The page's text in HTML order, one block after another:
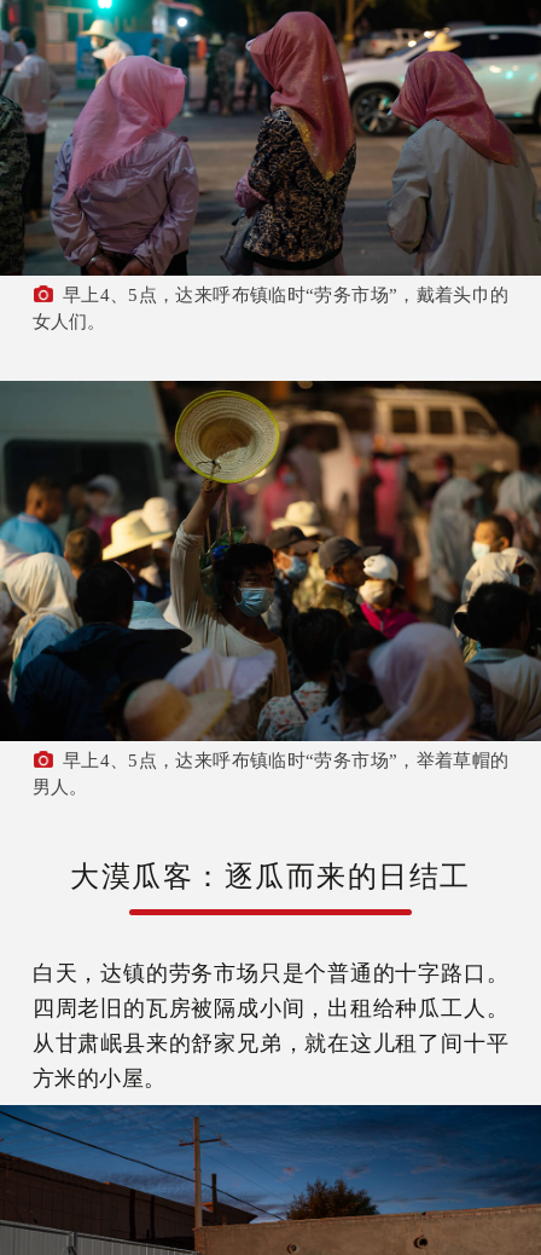
早上4、5点，达来呼布镇临时“劳务市场”，戴着头巾的
女人们。
早上4、5点，达来呼布镇临时“劳务市场”，举着草帽的
男人。
大漠瓜客：逐瓜而来的日结工
白天，达镇的劳务市场只是个普通的十字路口。
四周老旧的瓦房被隔成小间，出租给种瓜工人。
从甘肃岷县来的舒家兄弟，就在这儿租了间十平
方米的小屋。